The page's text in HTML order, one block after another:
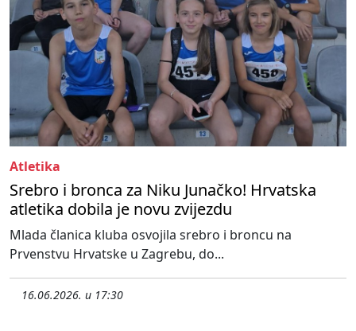
Atletika
Srebro i bronca za Niku Junačko! Hrvatska
atletika dobila je novu zvijezdu
Mlada članica kluba osvojila srebro i broncu na
Prvenstvu Hrvatske u Zagrebu, do...
16.06.2026. u 17:30